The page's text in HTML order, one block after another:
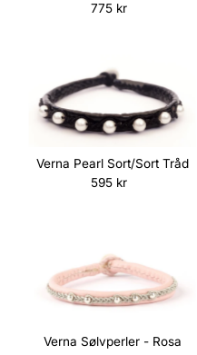
Normalpris
775 kr
Verna Pearl Sort/Sort Tråd
Normalpris
595 kr
Verna Sølvperler - Rosa